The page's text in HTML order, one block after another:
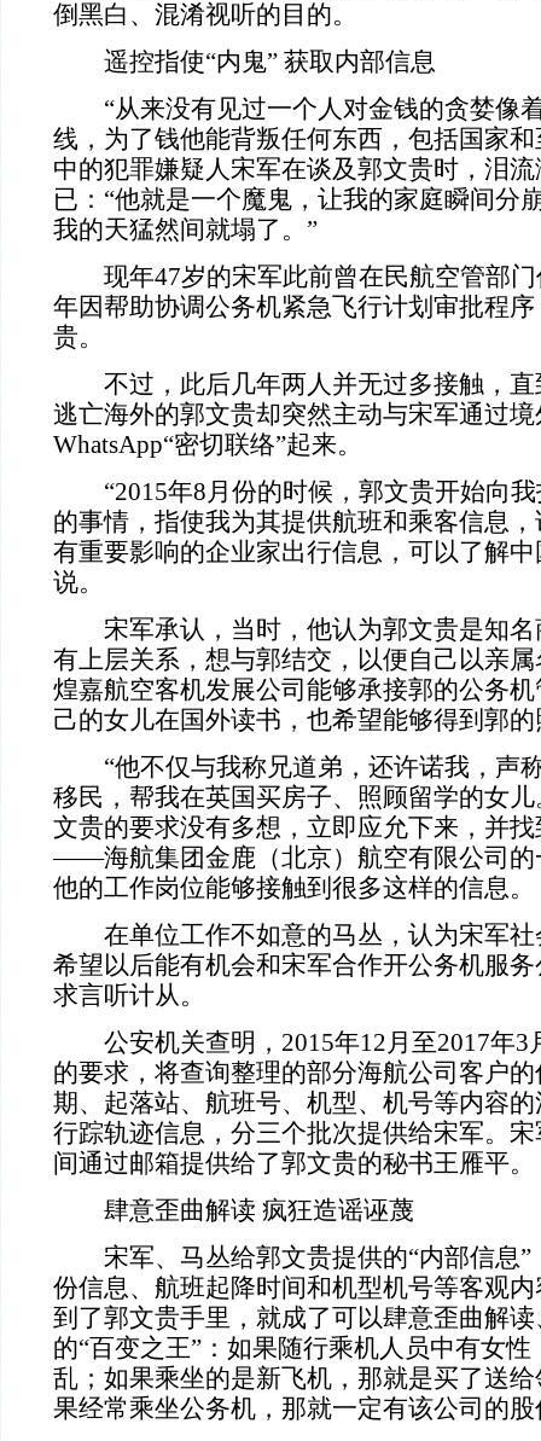
倒黑白、混淆视听的目的。
遥控指使“内鬼” 获取内部信息
“从来没有见过一个人对金钱的贪婪像
线，为了钱他能背叛任何东西，包括国家
中的犯罪嫌疑人宋军在谈及郭文贵时，泪
已：“他就是一个魔鬼，让我的家庭瞬间分
我的天猛然间就塌了。”
现年47岁的宋军此前曾在民航空管部
年因帮助协调公务机紧急飞行计划审批程
贵。
不过，此后几年两人并无过多接触，直
逃亡海外的郭文贵却突然主动与宋军通过
WhatsApp“密切联络”起来。
“2015年8月份的时候，郭文贵开始向
的事情，指使我为其提供航班和乘客信息
有重要影响的企业家出行信息，可以了解
说。
宋军承认，当时，他认为郭文贵是知名
有上层关系，想与郭结交，以便自己以亲
煌嘉航空客机发展公司能够承接郭的公务
己的女儿在国外读书，也希望能够得到郭
“他不仅与我称兄道弟，还许诺我，声
移民，帮我在英国买房子、照顾留学的女
文贵的要求没有多想，立即应允下来，并
——海航集团金鹿（北京）航空有限公司的
他的工作岗位能够接触到很多这样的信息。
在单位工作不如意的马丛，认为宋军社
希望以后能有机会和宋军合作开公务机服
求言听计从。
公安机关查明， 2015年12月至2017年
的要求，将查询整理的部分海航公司客户
期、起落站、航班号、机型、机号等内容的
行踪轨迹信息，分三个批次提供给宋军。
间通过邮箱提供给了郭文贵的秘书王雁平。
肆意歪曲解读 疯狂造谣诬蔑
宋军、马丛给郭文贵提供的“内部信息
份信息、航班起降时间和机型机号等客观
到了郭文贵手里，就成了可以肆意歪曲解
的“百变之王”：如果随行乘机人员中有女
乱；如果乘坐的是新飞机，那就是买了送
果经常乘坐公务机，那就一定有该公司的